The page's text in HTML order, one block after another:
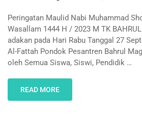
Peringatan Maulid Nabi Muhammad
Wasallam 1444 H / 2023 M TK
adakan pada Hari Rabu Tanggal 27
Al-Fattah Pondok Pesantren Bahrul
oleh Semua Siswa, Siswi, Pendidik …
READ MORE